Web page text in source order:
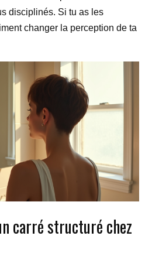
disciplinés. Si tu as les
changer la perception de ta
carré structuré chez